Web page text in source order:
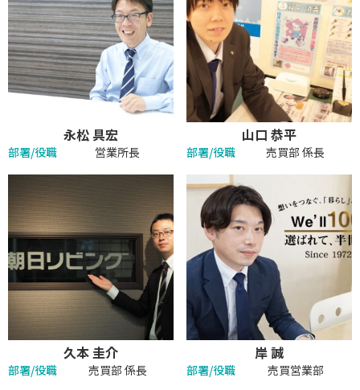
永松 具宏
部署/役職 営業所長
山口 恭平
部署/役職 売買部 係長
久本 圭介
部署/役職 売買部 係長
岸 誠
部署/役職 売買営業部